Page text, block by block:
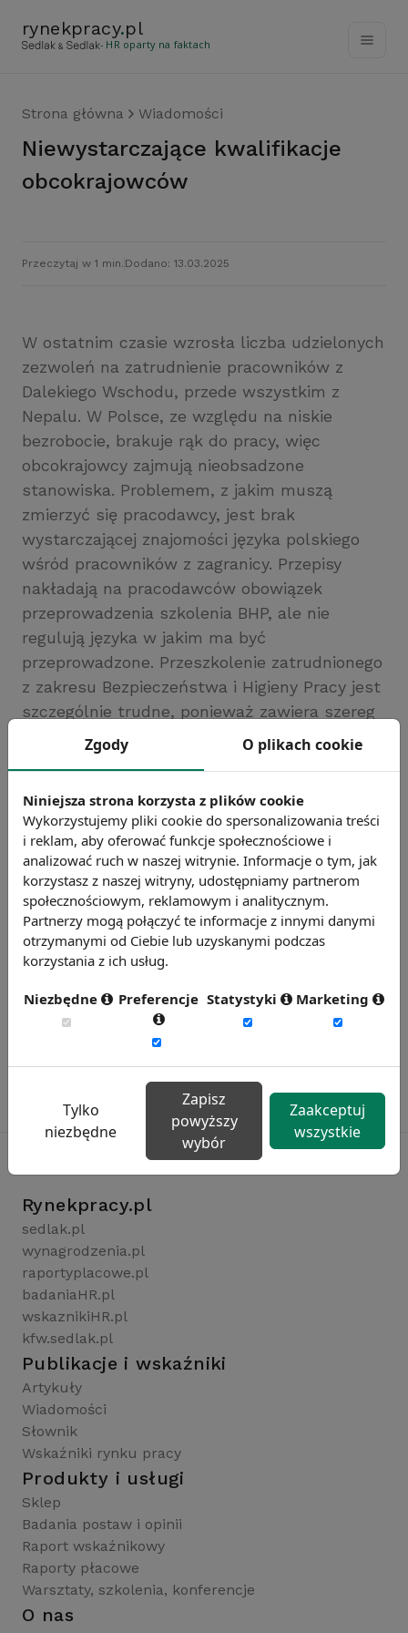
rynekpracy.pl
- HR oparty na faktach
Strona główna Wiadomości
Niewystarczające kwalifikacje
obcokrajowców
Przeczytaj w 1 min. Dodano: 13.03.2025
W ostatnim czasie wzrosła liczba udzielonych
zezwoleń na zatrudnienie pracowników z
Dalekiego Wschodu, przede wszystkim z
Nepalu. W Polsce, ze względu na niskie
bezrobocie, brakuje rąk do pracy, więc
obcokrajowcy zajmują nieobsadzone
stanowiska. Problemem, z jakim muszą
zmierzyć się pracodawcy, jest brak
wystarczającej znajomości języka polskiego
wśród pracowników z zagranicy. Przepisy
nakładają na pracodawców obowiązek
przeprowadzenia szkolenia BHP, ale nie
regulują języka w jakim ma być
przeprowadzone. Przeszkolenie zatrudnionego
z zakresu Bezpieczeństwa i Higieny Pracy jest
szczególnie trudne, ponieważ zawiera szereg
różnego rodzaju zasad i procedur, z których
Źródło: http://www.strefabiznesu.pl
Chcesz wiedzieć więcej?
Zobacz więcej wiadomości
Rynekpracy.pl
sedlak.pl
wynagrodzenia.pl
raportyplacowe.pl
badaniaHR.pl
wskaznikiHR.pl
kfw.sedlak.pl
Publikacje i wskaźniki
Artykuły
Wiadomości
Słownik
Wskaźniki rynku pracy
Produkty i usługi
Sklep
Badania postaw i opinii
Raport wskaźnikowy
Raporty płacowe
Warsztaty, szkolenia, konferencje
O nas
Zgody O plikach cookie
Niniejsza strona korzysta z plików cookie
Wykorzystujemy pliki cookie do spersonalizowania treści
i reklam, aby oferować funkcje społecznościowe i
analizować ruch w naszej witrynie. Informacje o tym, jak
korzystasz z naszej witryny, udostępniamy partnerom
społecznościowym, reklamowym i analitycznym.
Partnerzy mogą połączyć te informacje z innymi danymi
otrzymanymi od Ciebie lub uzyskanymi podczas
korzystania z ich usług.
Niezbędne Preferencje Statystyki Marketing
Tylko
niezbędne
Zapisz
powyższy
wybór
Zaakceptuj
wszystkie